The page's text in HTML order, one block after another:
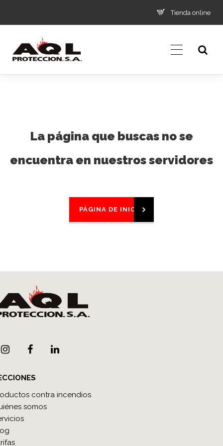
Tienda online
La página que buscas no se
encuentra en nuestros servidores
PÁGINA DE INICIO
contra incendios
somos